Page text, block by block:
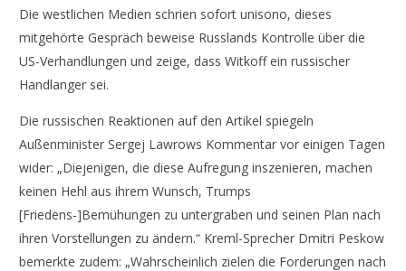
Die westlichen Medien schrien sofort unisono, dieses
mitgehörte Gespräch beweise Russlands Kontrolle über die
US-Verhandlungen und zeige, dass Witkoff ein russischer
Handlanger sei.
Die russischen Reaktionen auf den Artikel spiegeln
Außenminister Sergej Lawrows Kommentar vor einigen Tagen
wider: „Diejenigen, die diese Aufregung inszenieren, machen
keinen Hehl aus ihrem Wunsch, Trumps
[Friedens-]Bemühungen zu untergraben und seinen Plan nach
ihren Vorstellungen zu ändern.“ Kreml-Sprecher Dmitri Peskow
bemerkte zudem: „Wahrscheinlich zielen die Forderungen nach